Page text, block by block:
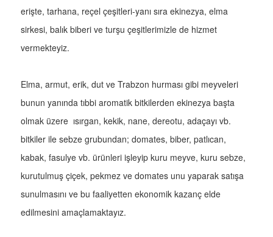
erişte, tarhana, reçel çeşitleri-yanı sıra ekinezya, elma
sirkesi, balık biberi ve turşu çeşitlerimizle de hizmet
vermekteyiz.
Elma, armut, erik, dut ve Trabzon hurması gibi meyveleri
bunun yanında tıbbi aromatik bitkilerden ekinezya başta
olmak üzere ısırgan, kekik, nane, dereotu, adaçayı vb.
bitkiler ile sebze grubundan; domates, biber, patlıcan,
kabak, fasulye vb. ürünleri işleyip kuru meyve, kuru sebze,
kurutulmuş çiçek, pekmez ve domates unu yaparak satışa
sunulmasını ve bu faaliyetten ekonomik kazanç elde
edilmesini amaçlamaktayız.